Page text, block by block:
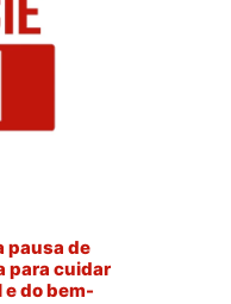
pausa de
para cuidar
do bem-